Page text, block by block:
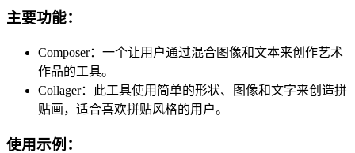
主要功能：
Composer：一个让用户通过混合图像和文本来创作艺术
作品的工具。
Collager：此工具使用简单的形状、图像和文字来创造拼
贴画，适合喜欢拼贴风格的用户。
使用示例：